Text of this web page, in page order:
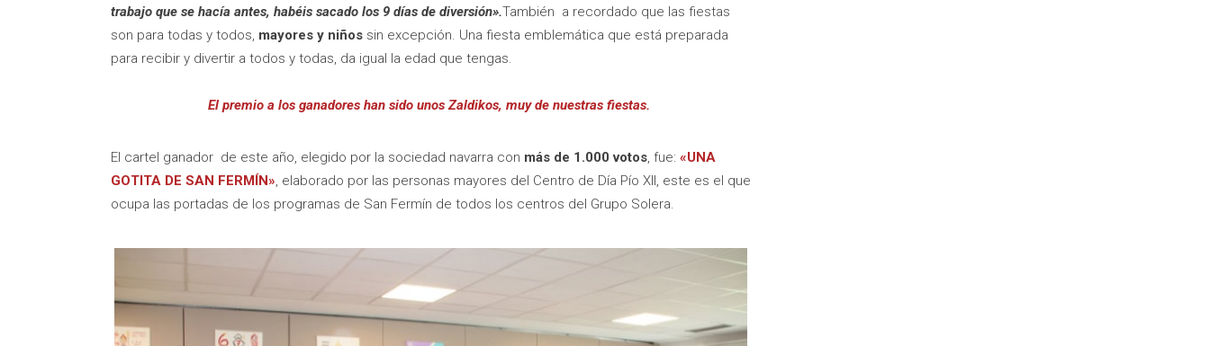
trabajo que se hacía antes, habéis sacado los 9 días de diversión».También a recordado que las fiestas
son para todas y todos, mayores y niños sin excepción. Una fiesta emblemática que está preparada
para recibir y divertir a todos y todas, da igual la edad que tengas.
El premio a los ganadores han sido unos Zaldikos, muy de nuestras fiestas.
El cartel ganador de este año, elegido por la sociedad navarra con más de 1.000 votos, fue: «UNA
GOTITA DE SAN FERMÍN», elaborado por las personas mayores del Centro de Día Pío XII, este es el que
ocupa las portadas de los programas de San Fermín de todos los centros del Grupo Solera.